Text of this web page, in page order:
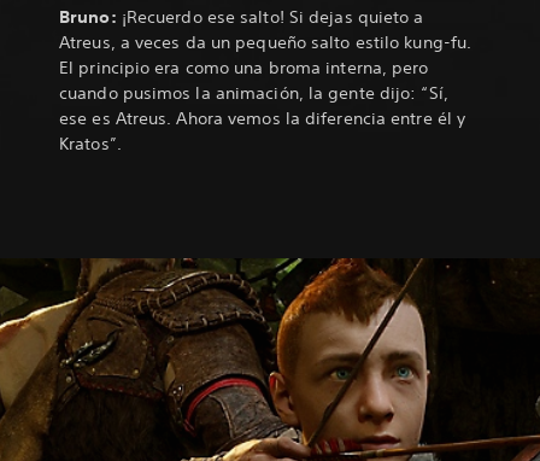
Bruno: ¡Recuerdo ese salto! Si dejas quieto a
Atreus, a veces da un pequeño salto estilo kung-fu.
El principio era como una broma interna, pero
cuando pusimos la animación, la gente dijo: “Sí,
ese es Atreus. Ahora vemos la diferencia entre él y
Kratos”.